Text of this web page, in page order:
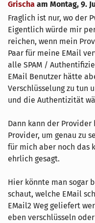
Grischa am Montag, 9.
Fraglich ist nur, wo der
Eigentlich würde mir
reichen, wenn mein
Paar für meine EMail
alle SPAM /
EMail Benutzer hätte
Verschlüsselung zu tun
und die Authentizität
Dann kann der Provider
Provider, um genau zu
für mich aber noch das
ehrlich gesagt.
Hier könnte man sogar
schaut, welche EMail
EMail2 Weg geliefert
eben verschlüsseln